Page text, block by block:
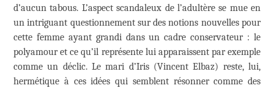
d’aucun tabous. L’aspect scandaleux de l’adultère se mue en
un intriguant questionnement sur des notions nouvelles pour
cette femme ayant grandi dans un cadre conservateur : le
polyamour et ce qu’il représente lui apparaissent par exemple
comme un déclic. Le mari d’Iris (Vincent Elbaz) reste, lui,
hermétique à ces idées qui semblent résonner comme des